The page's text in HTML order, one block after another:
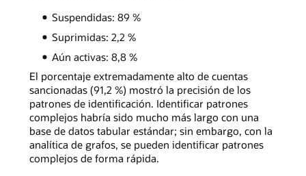
cuantas
veces,
siguiendo
forma
de
distribución
de
la
ley
de
poder.
actividad
cuenta
de
bot,
una
cuenta
de
bot
puede
Suspendidas: 89 %
Suprimidas: 2,2 %
Aún activas: 8,8 %
El porcentaje extremadamente alto de cuentas
sancionadas (91,2 %) mostró la precisión de los
patrones de identificación. Identificar patrones
complejos habría sido mucho más largo con una
base de datos tabular estándar; sin embargo, con la
analítica de grafos, se pueden identificar patrones
complejos de forma rápida.